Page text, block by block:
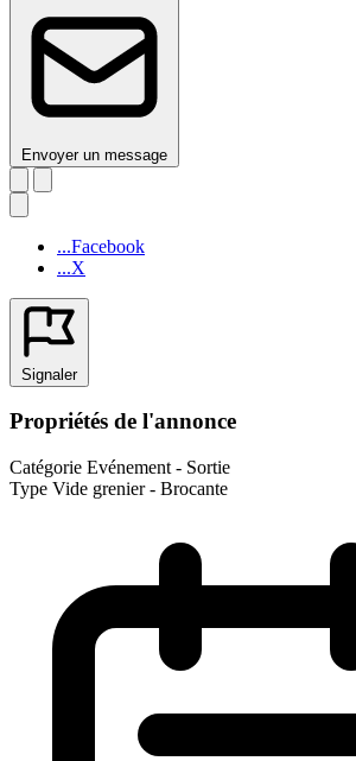
Envoyer un message
...Facebook
...X
Signaler
Propriétés de l'annonce
Catégorie Evénement - Sortie
Type Vide grenier - Brocante